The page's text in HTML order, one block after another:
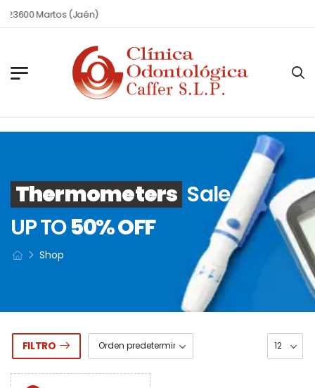
Martos (Jaén)
Thermometers Sale
UP TO50% OFF
Shop
FILTRO